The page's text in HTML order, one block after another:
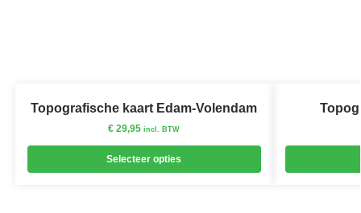
Topografische kaart Edam-Volendam
€ 29,95 incl. BTW
Selecteer opties